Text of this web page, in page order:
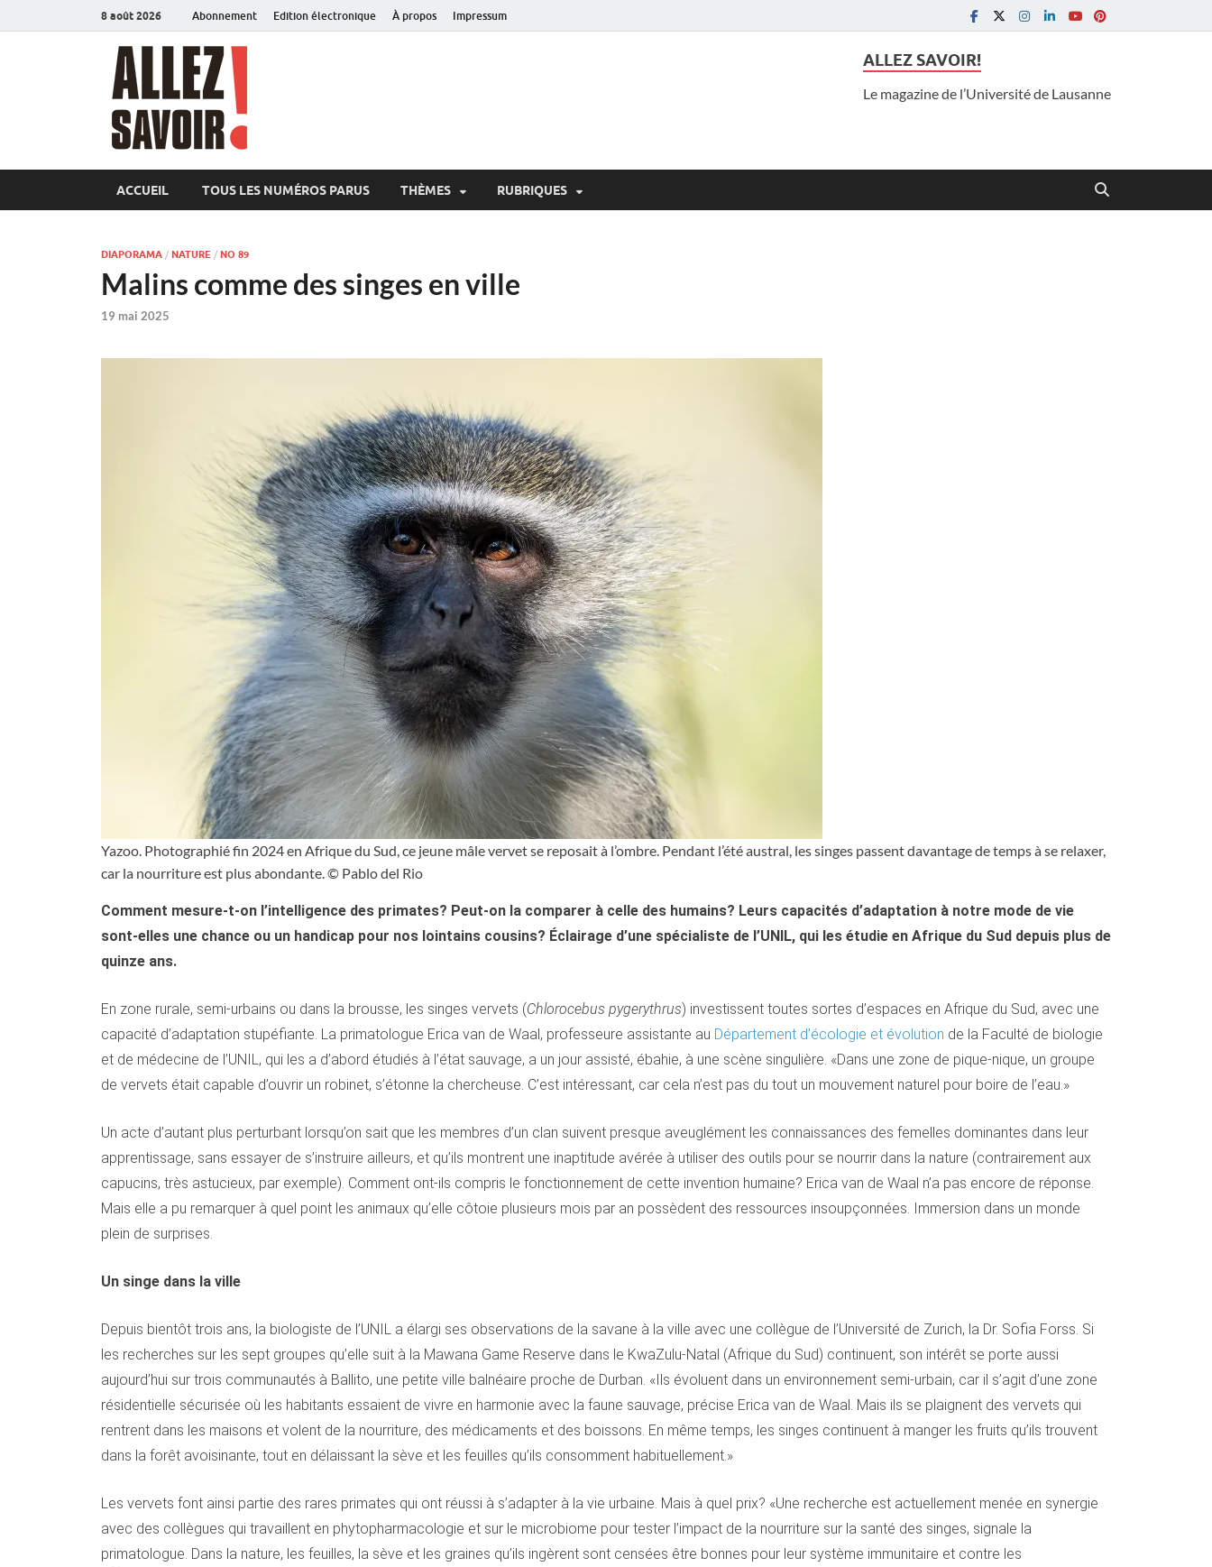
8 août 2026 Abonnement Edition électronique À propos Impressum
ALLEZ SAVOIR!
Le magazine de l’Université de Lausanne
ACCUEIL TOUS LES NUMÉROS PARUS THÈMES RUBRIQUES
DIAPORAMA / NATURE / NO 89
Malins comme des singes en ville
19 mai 2025
Yazoo. Photographié fin 2024 en Afrique du Sud, ce jeune mâle vervet se reposait à l’ombre. Pendant l’été austral, les singes passent davantage de temps à se relaxer,
car la nourriture est plus abondante. © Pablo del Rio
Comment mesure-t-on l’intelligence des primates? Peut-on la comparer à celle des humains? Leurs capacités d’adaptation à notre mode de vie
sont-elles une chance ou un handicap pour nos lointains cousins? Éclairage d’une spécialiste de l’UNIL, qui les étudie en Afrique du Sud depuis plus de
quinze ans.
En zone rurale, semi-urbains ou dans la brousse, les singes vervets (Chlorocebus pygerythrus) investissent toutes sortes d’espaces en Afrique du Sud, avec une
capacité d’adaptation stupéfiante. La primatologue Erica van de Waal, professeure assistante au Département d’écologie et évolution de la Faculté de biologie
et de médecine de l’UNIL, qui les a d’abord étudiés à l’état sauvage, a un jour assisté, ébahie, à une scène singulière. «Dans une zone de pique-nique, un groupe
de vervets était capable d’ouvrir un robinet, s’étonne la chercheuse. C’est intéressant, car cela n’est pas du tout un mouvement naturel pour boire de l’eau.»
Un acte d’autant plus perturbant lorsqu’on sait que les membres d’un clan suivent presque aveuglément les connaissances des femelles dominantes dans leur
apprentissage, sans essayer de s’instruire ailleurs, et qu’ils montrent une inaptitude avérée à utiliser des outils pour se nourrir dans la nature (contrairement aux
capucins, très astucieux, par exemple). Comment ont-ils compris le fonctionnement de cette invention humaine? Erica van de Waal n’a pas encore de réponse.
Mais elle a pu remarquer à quel point les animaux qu’elle côtoie plusieurs mois par an possèdent des ressources insoupçonnées. Immersion dans un monde
plein de surprises.
Un singe dans la ville
Depuis bientôt trois ans, la biologiste de l’UNIL a élargi ses observations de la savane à la ville avec une collègue de l’Université de Zurich, la Dr. Sofia Forss. Si
les recherches sur les sept groupes qu’elle suit à la Mawana Game Reserve dans le KwaZulu-Natal (Afrique du Sud) continuent, son intérêt se porte aussi
aujourd’hui sur trois communautés à Ballito, une petite ville balnéaire proche de Durban. «Ils évoluent dans un environnement semi-urbain, car il s’agit d’une zone
résidentielle sécurisée où les habitants essaient de vivre en harmonie avec la faune sauvage, précise Erica van de Waal. Mais ils se plaignent des vervets qui
rentrent dans les maisons et volent de la nourriture, des médicaments et des boissons. En même temps, les singes continuent à manger les fruits qu’ils trouvent
dans la forêt avoisinante, tout en délaissant la sève et les feuilles qu’ils consomment habituellement.»
Les vervets font ainsi partie des rares primates qui ont réussi à s’adapter à la vie urbaine. Mais à quel prix? «Une recherche est actuellement menée en synergie
avec des collègues qui travaillent en phytopharmacologie et sur le microbiome pour tester l’impact de la nourriture sur la santé des singes, signale la
primatologue. Dans la nature, les feuilles, la sève et les graines qu’ils ingèrent sont censées être bonnes pour leur système immunitaire et contre les